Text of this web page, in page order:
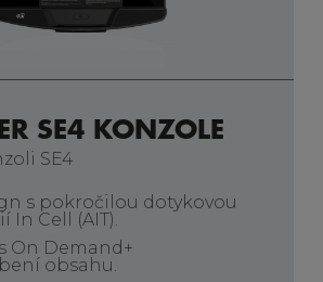
SE4 KONZOLE
SE4
s pokročilou dotykovou
Cell (AIT).
On Demand+
obsahu.